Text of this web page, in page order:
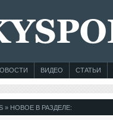
ВИДЕО СТАТЬИ
» НОВОЕ В РАЗДЕЛЕ: